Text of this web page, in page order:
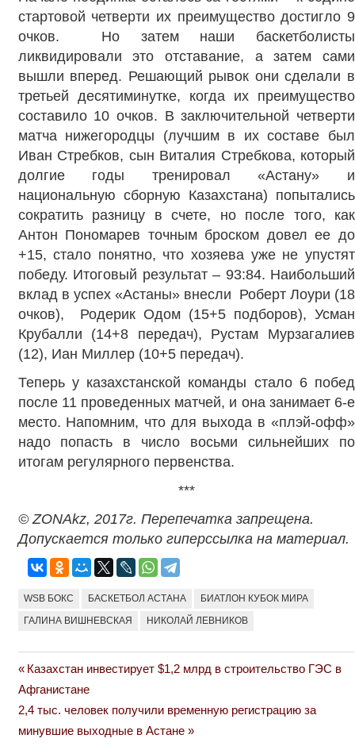
стартовой четверти их преимущество достигло 9
очков. Но затем наши баскетболисты
ликвидировали это отставание, а затем сами
вышли вперед. Решающий рывок они сделали в
третьей десятиминутке, когда их преимущество
составило 10 очков. В заключительной четверти
матча нижегородцы (лучшим в их составе был
Иван Стребков, сын Виталия Стребкова, который
долгие годы тренировал «Астану» и
национальную сборную Казахстана) попытались
сократить разницу в счете, но после того, как
Антон Пономарев точным броском довел ее до
+15, стало понятно, что хозяева уже не упустят
победу. Итоговый результат – 93:84. Наибольший
вклад в успех «Астаны» внесли Роберт Лоури (18
очков), Родерик Одом (15+5 подборов), Усман
Крубалли (14+8 передач), Рустам Мурзагалиев
(12), Иан Миллер (10+5 передач).
Теперь у казахстанской команды стало 6 побед
после 11 проведенных матчей, и она занимает 6-е
место. Напомним, что для выхода в «плэй-офф»
надо попасть в число восьми сильнейших по
итогам регулярного первенства.
***
© ZONAkz, 2017г. Перепечатка запрещена.
Допускается только гиперссылка на материал.
WSB БОКС БАСКЕТБОЛ АСТАНА БИАТЛОН КУБОК МИРА
ГАЛИНА ВИШНЕВСКАЯ НИКОЛАЙ ЛЕВНИКОВ
Навигация
по
записям
Previous
Post:
Казахстан инвестирует $1,2 млрд в строительство ГЭС в
Афганистане
Next
Post:
2,4 тыс. человек получили временную регистрацию за
минувшие выходные в Астане